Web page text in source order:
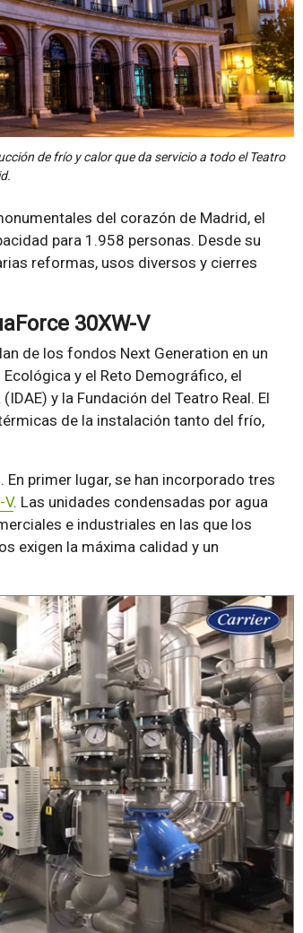
de frío y calor que da servicio a todo el Teatro
del corazón de Madrid, el
para 1.958 personas. Desde su
reformas, usos diversos y cierres
30XW-V
de los fondos Next Generation en un
y el Reto Demográfico, el
y la Fundación del Teatro Real. El
de la instalación tanto del frío,
primer lugar, se han incorporado tres
V. Las unidades condensadas por agua
e industriales en las que los
exigen la máxima calidad y un